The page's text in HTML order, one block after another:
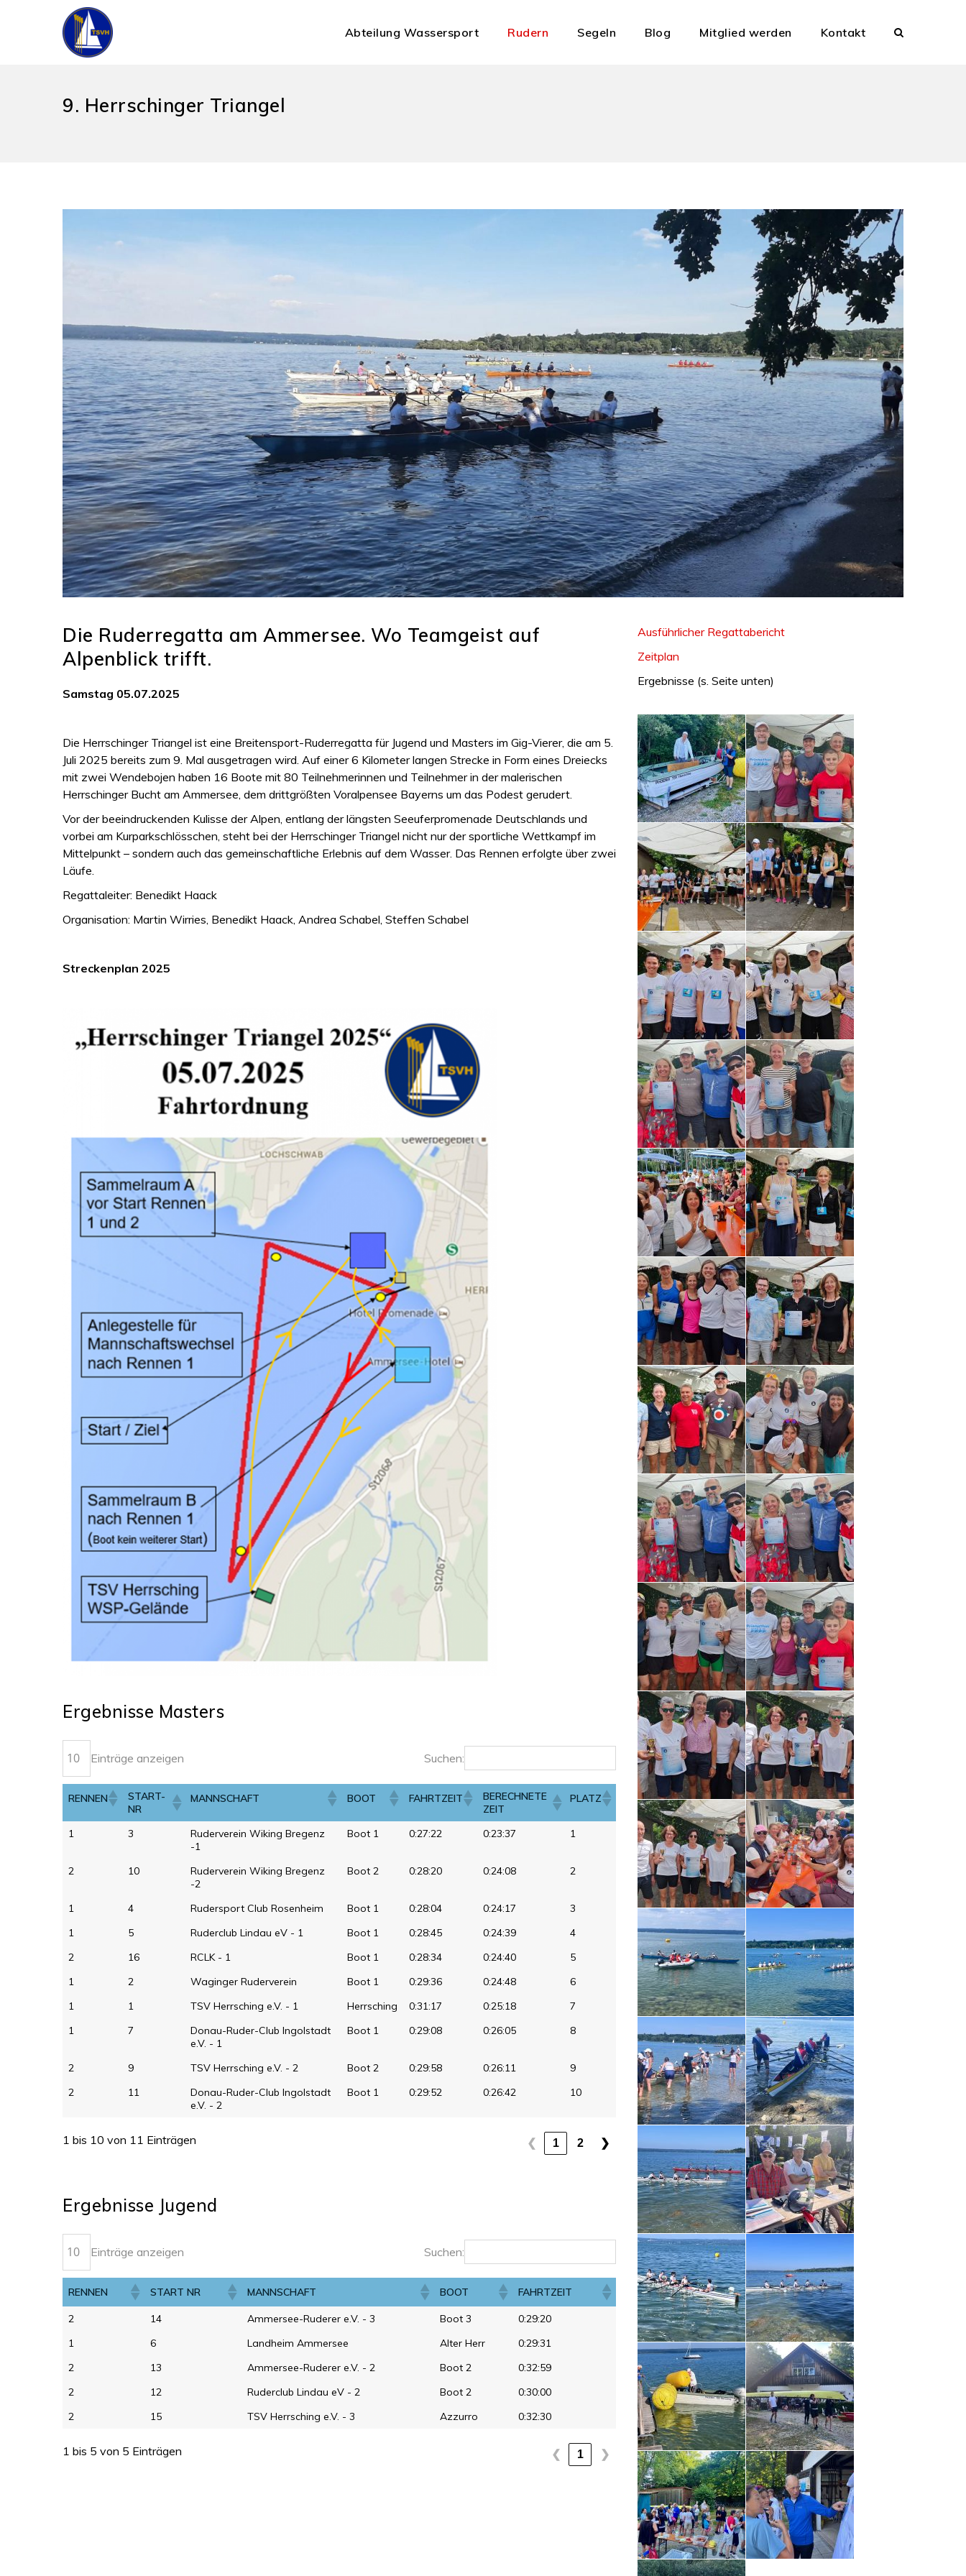
Abteilung Wassersport Rudern Segeln Blog Mitglied werden Kontakt
9. Herrschinger Triangel
Die Ruderregatta am Ammersee. Wo Teamgeist auf
Alpenblick trifft.
Samstag 05.07.2025
Die Herrschinger Triangel ist eine Breitensport-Ruderregatta für Jugend und Masters im Gig-Vierer, die am 5.
Juli 2025 bereits zum 9. Mal ausgetragen wird. Auf einer 6 Kilometer langen Strecke in Form eines Dreiecks
mit zwei Wendebojen haben 16 Boote mit 80 Teilnehmerinnen und Teilnehmer in der malerischen
Herrschinger Bucht am Ammersee, dem drittgrößten Voralpensee Bayerns um das Podest gerudert.
Vor der beeindruckenden Kulisse der Alpen, entlang der längsten Seeuferpromenade Deutschlands und
vorbei am Kurparkschlösschen, steht bei der Herrschinger Triangel nicht nur der sportliche Wettkampf im
Mittelpunkt – sondern auch das gemeinschaftliche Erlebnis auf dem Wasser. Das Rennen erfolgte über zwei
Läufe.
Regattaleiter: Benedikt Haack
Organisation: Martin Wirries, Benedikt Haack, Andrea Schabel, Steffen Schabel
Streckenplan 2025
Ergebnisse Masters
Einträge anzeigen Suchen:
RENNEN
START-
NR
MANNSCHAFT BOOT FAHRTZEIT
BERECHNETE
ZEIT
PLATZ
1 3
Ruderverein Wiking Bregenz
-1
Boot 1 0:27:22 0:23:37 1
2 10
Ruderverein Wiking Bregenz
-2
Boot 2 0:28:20 0:24:08 2
1 4 Rudersport Club Rosenheim Boot 1 0:28:04 0:24:17
3
1
5 Ruderclub Lindau eV - 1 Boot 1 0:28:45 0:24:39
4
2
16 RCLK - 1 Boot 1 0:28:34 0:24:40
5
1
2 Waginger Ruderverein Boot 1 0:29:36 0:24:48
6
1
1 TSV Herrsching e.V. - 1 Herrsching 0:31:17 0:25:18
7
1
7
Donau-Ruder-Club Ingolstadt
e.V. - 1
Boot 1 0:29:08 0:26:05 8
2 9 TSV Herrsching e.V. - 2 Boot 2 0:29:58 0:26:11
9
2
11
Donau-Ruder-Club Ingolstadt
e.V. - 2
Boot 1 0:29:52 0:26:42 10
1 bis 10 von 11 Einträgen ❮ 1 2 ❯
Ergebnisse Jugend
Einträge anzeigen Suchen:
RENNEN START NR MANNSCHAFT BOOT FAHRTZEIT
2 14 Ammersee-Ruderer e.V. - 3 Boot 3
0:29:20
1
6 Landheim Ammersee Alter Herr
0:29:31
2
13 Ammersee-Ruderer e.V. - 2 Boot 2
0:32:59
2
12 Ruderclub Lindau eV - 2 Boot 2
0:30:00
2
15 TSV Herrsching e.V. - 3 Azzurro 0:32:30
1 bis 5 von 5 Einträgen ❮ 1 ❯
Ausführlicher Regattabericht
Zeitplan
Ergebnisse (s. Seite unten)